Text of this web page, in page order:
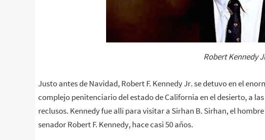
Robert Kennedy
Justo antes de Navidad, Robert F. Kennedy Jr. se detuvo en el
complejo penitenciario del estado de California en el desierto, a
reclusos. Kennedy fue allí para visitar a Sirhan B. Sirhan, el
senador Robert F. Kennedy, hace casi 50 años.